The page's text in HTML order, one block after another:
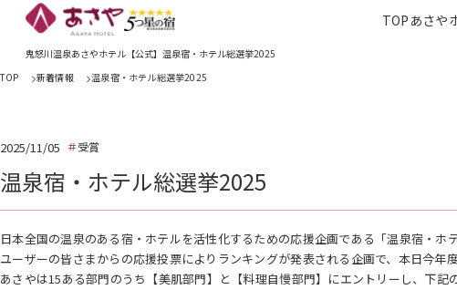
TOP あさや
鬼怒川温泉あさやホテル【公式】温泉宿・ホテル総選挙2025
TOP 新着情報 温泉宿・ホテル総選挙2025
2025/11/05 受賞
温泉宿・ホテル総選挙2025
日本全国の温泉のある宿・ホテルを活性化するための応援企画である「温泉宿・ホテ
ユーザーの皆さまからの応援投票によりランキングが発表される企画で、本日今年
あさやは15ある部門のうち【美肌部門】と【料理自慢部門】にエントリーし、下記